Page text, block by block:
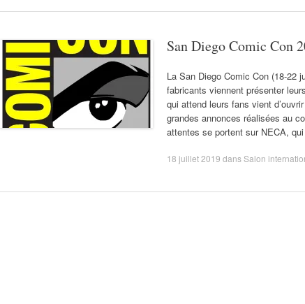
San Diego Comic Con
La San Diego Comic Con (18-22
fabricants viennent présenter
qui attend leurs fans vient
grandes annonces réalisées au
attentes se portent sur NECA,
18 juillet 2019 dansSalon